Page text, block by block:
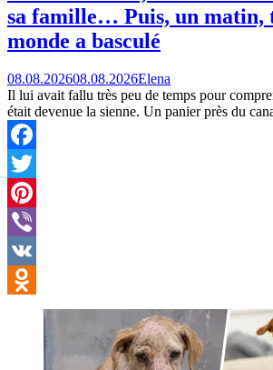
sa famille… Puis, un matin,
monde a basculé
08.08.202608.08.2026Elena
Il lui avait fallu très peu de temps pour
était devenue la sienne. Un panier près du
Facebook
Twitter
Pinterest
Viber
VK
Odnoklassniki